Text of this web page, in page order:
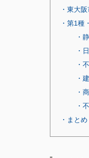
・東大
・第1種
・
・
・
・
・
・
・まとめ